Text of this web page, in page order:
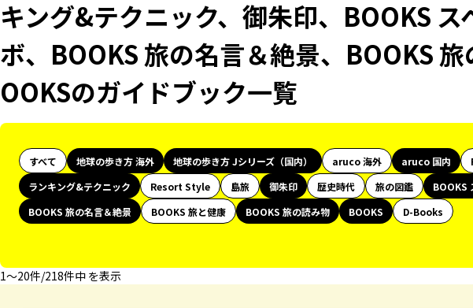
キング&テクニック、御朱印、BOOKS ス
ボ、BOOKS 旅の名言＆絶景、BOOKS
OOKSのガイドブック一覧
すべて 地球の歩き方 海外 地球の歩き方 Jシリーズ（国内） aruco 海外 aruco 国内
ランキング&テクニック
Resort Style 島旅 御朱印 歴史時代 旅の図鑑
BOOKS
BOOKS 旅の名言＆絶景
BOOKS 旅と健康 BOOKS 旅の読み物 BOOKS
D-Books
1〜20件/218件中 を表示